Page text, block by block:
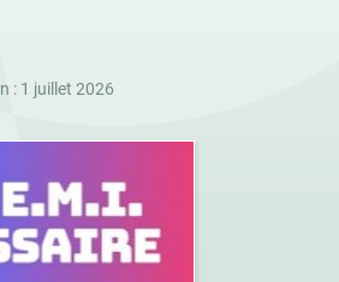
: 1 juillet 2026